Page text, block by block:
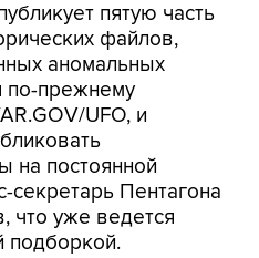
пятую часть
файлов,
аномальных
по-прежнему
UFO, и
на постоянной
секретарь Пентагона
что уже ведется
подборкой.